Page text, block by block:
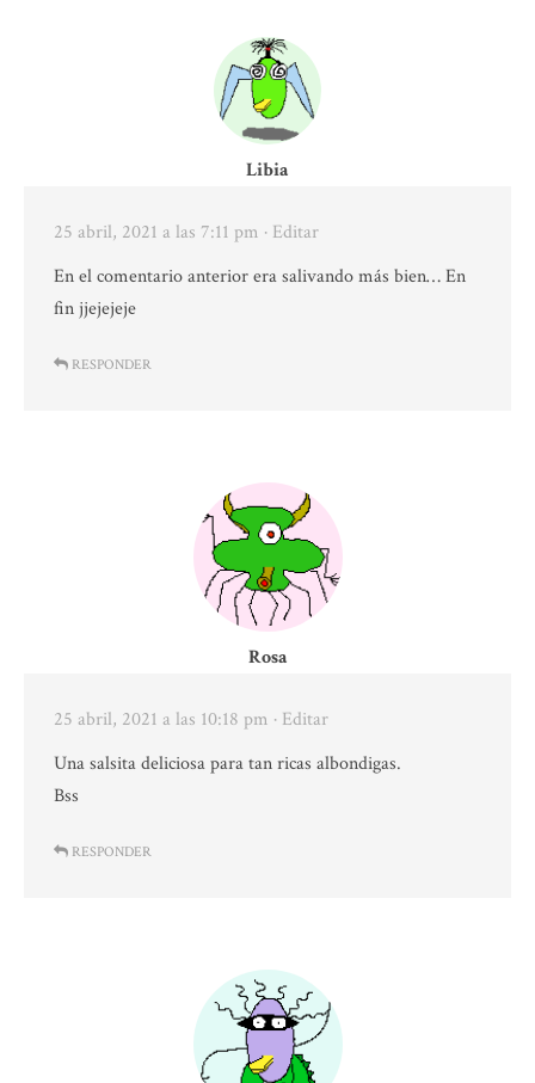
Libia
25 abril, 2021 a las 7:11 pm · Editar
En el comentario anterior era salivando más bien… En
fin jjejejeje
RESPONDER
Rosa
25 abril, 2021 a las 10:18 pm · Editar
Una salsita deliciosa para tan ricas albondigas.
Bss
RESPONDER